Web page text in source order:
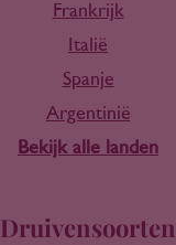
Frankrijk
Italië
Spanje
Argentinië
Bekijk alle landen
Druivensoorten